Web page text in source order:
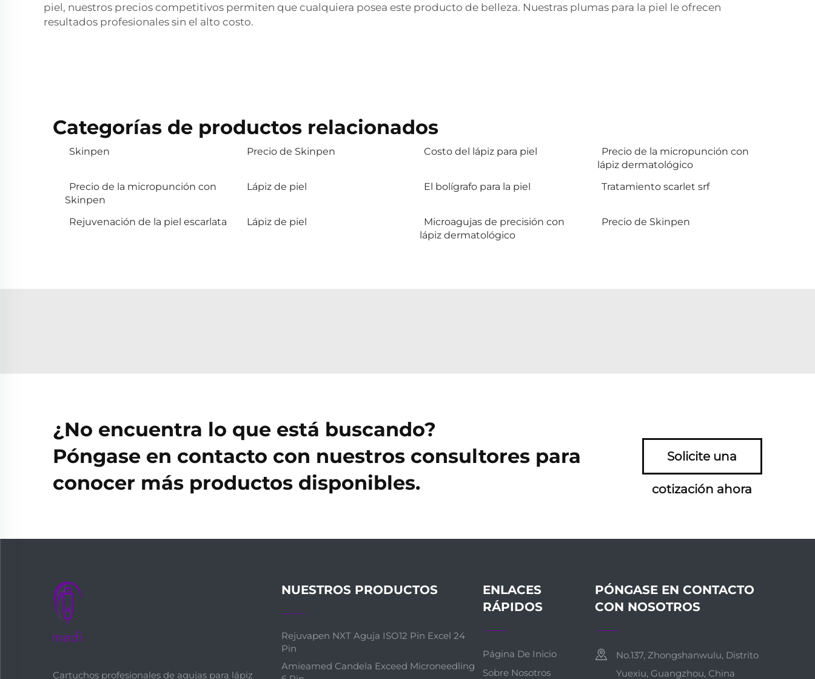
piel, nuestros precios competitivos permiten que cualquiera posea este producto de belleza. Nuestras plumas para la piel le ofrecen
resultados profesionales sin el alto costo.
Categorías de productos relacionados
Skinpen Precio de Skinpen Costo del lápiz para piel
Precio de la micropunción con
lápiz dermatológico
Precio de la micropunción con
Skinpen
Lápiz de piel El bolígrafo para la piel Tratamiento scarlet srf
Rejuvenación de la piel escarlata Lápiz de piel
Microagujas de precisión con
lápiz dermatológico
Precio de Skinpen
¿No encuentra lo que está buscando?
Póngase en contacto con nuestros consultores para
conocer más productos disponibles.
Solicite una
cotización ahora
Cartuchos profesionales de agujas para lápiz
NUESTROS PRODUCTOS
Rejuvapen NXT Aguja ISO12 Pin Excel 24
Pin
Amieamed Candela Exceed Microneedling
ENLACES
RÁPIDOS
Página De Inicio
Sobre Nosotros
PÓNGASE EN CONTACTO
CON NOSOTROS
No.137, Zhongshanwulu, Distrito
Yuexiu, Guangzhou, China